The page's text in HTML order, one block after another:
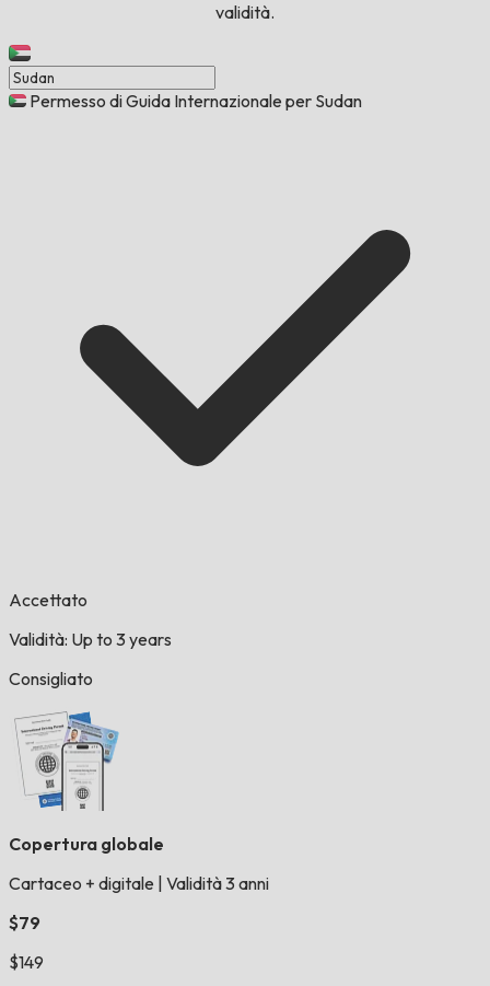
validità.
Permesso di Guida Internazionale per Sudan
Accettato
Validità: Up to 3 years
Consigliato
Copertura globale
Cartaceo + digitale Validità 3 anni
$79
$149